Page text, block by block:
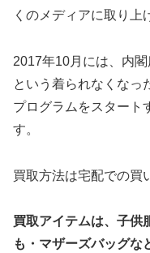
くのメディアに取り上
2017年10月には、内
という着られなくなっ
プログラムをスタート
す。
買取方法は宅配での買
買取アイテムは、子供
も・マザーズバッグな